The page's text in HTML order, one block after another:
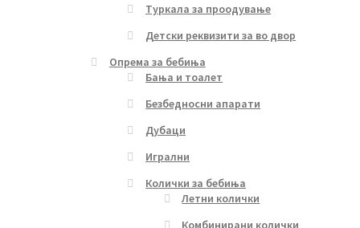
Туркала за проодување
Детски реквизити за во двор
Опрема за бебиња
Бања и тоалет
Безбедносни апарати
Дубаци
Игрални
Колички за бебиња
Летни колички
Комбинирани колички